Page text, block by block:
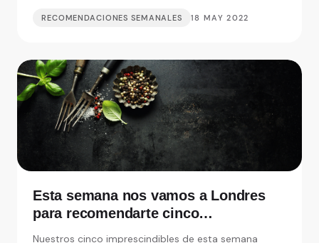
RECOMENDACIONES SEMANALES 18 MAY 2022
Esta semana nos vamos a Londres
para recomendarte cinco
Nuestros cinco imprescindibles de esta semana